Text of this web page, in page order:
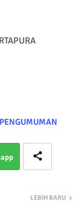
PENGUMUMAN
LEBIH BARU